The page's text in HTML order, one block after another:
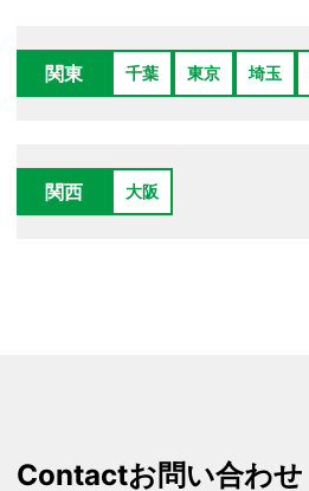
関東 千葉 東京 埼玉
関西 大阪
Contactお問い合わせ